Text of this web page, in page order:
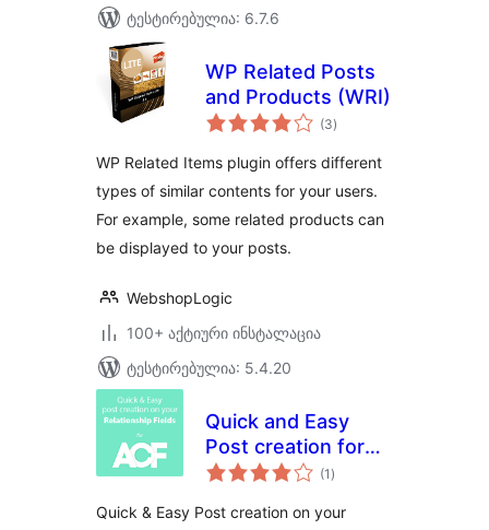
ტესტირებულია: 6.7.6
WP Related Posts
and Products (WRI)
(3საერთო
რეიტინგი
)
WP Related Items plugin offers different
types of similar contents for your users.
For example, some related products can
be displayed to your posts.
WebshopLogic
100+ აქტიური ინსტალაცია
ტესტირებულია: 5.4.20
Quick and Easy
Post creation for
ACF Relationship
(1 საერთო
რეიტინგი
)
Quick & Easy Post creation on your